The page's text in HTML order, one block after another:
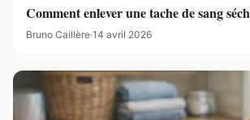
Comment enlever une tache de sang
Bruno Caillère·14 avril 2026